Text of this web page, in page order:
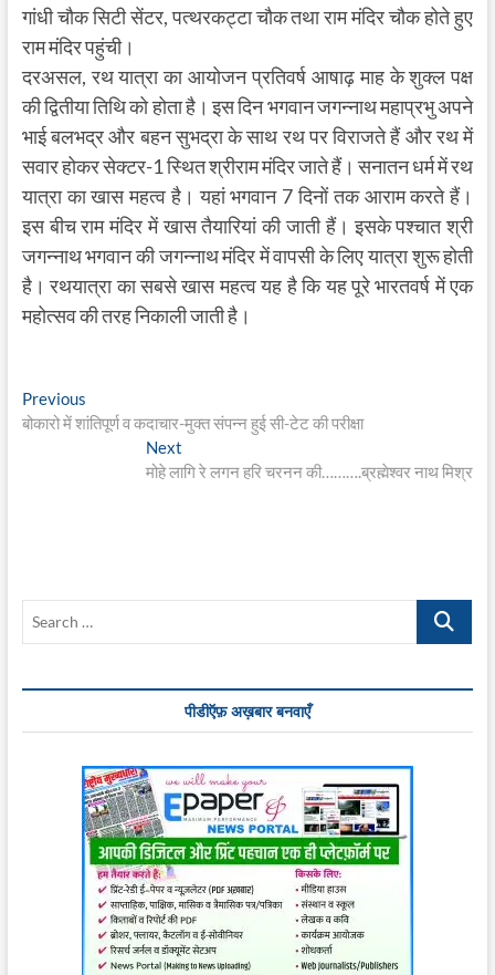
गांधी चौक सिटी सेंटर, पत्थरकट्टा चौक तथा राम मंदिर चौक होते हुए
राम मंदिर पहुंची।
दरअसल, रथ यात्रा का आयोजन प्रतिवर्ष आषाढ़ माह के शुक्ल पक्ष
की द्वितीया तिथि को होता है। इस दिन भगवान जगन्नाथ महाप्रभु अपने
भाई बलभद्र और बहन सुभद्रा के साथ रथ पर विराजते हैं और रथ में
सवार होकर सेक्टर-1 स्थित श्रीराम मंदिर जाते हैं। सनातन धर्म में रथ
यात्रा का खास महत्व है। यहां भगवान 7 दिनों तक आराम करते हैं।
इस बीच राम मंदिर में खास तैयारियां की जाती हैं। इसके पश्चात श्री
जगन्नाथ भगवान की जगन्नाथ मंदिर में वापसी के लिए यात्रा शुरू होती
है। रथयात्रा का सबसे खास महत्व यह है कि यह पूरे भारतवर्ष में एक
महोत्सव की तरह निकाली जाती है।
Post
navigation
PreviousPrevious
post:
बोकारो में शांतिपूर्ण व कदाचार-मुक्त संपन्न हुई सी-टेट की परीक्षा
Next
post:
मोहे लागि रे लगन हरि चरनन की……….ब्रह्मेश्वर नाथ मिश्र
Search
पीडीऍफ़ अख़बार बनवाएँ